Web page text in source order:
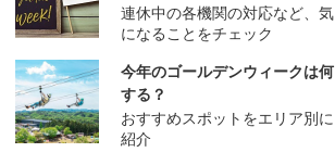
連休中の各機関の対応など、気
になることをチェック
今年のゴールデンウィークは何
する？
おすすめスポットをエリア別に
紹介